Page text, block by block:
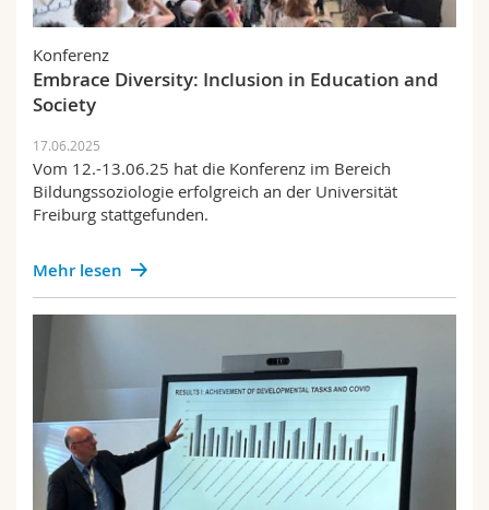
Konferenz
Embrace Diversity: Inclusion in Education and
Society
17.06.2025
Vom 12.-13.06.25 hat die Konferenz im Bereich
Bildungssoziologie erfolgreich an der Universität
Freiburg stattgefunden.
Mehr lesen